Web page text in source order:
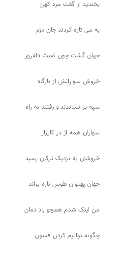
بخندید از گفت مرد کهن
به می تازه کردند جان دژم
جهان گشت چون لعبت دلفروز
خروش سوارانش از بارگاه
سپه بر نشاندند و رفتند به راه
سواران همه از در کارزار
خروشان به نزدیک ترکان رسید
جهان پهلوان طوس باره براند
من اینک شدم همچو باد دمان
چگونه توانیم کردن فسون